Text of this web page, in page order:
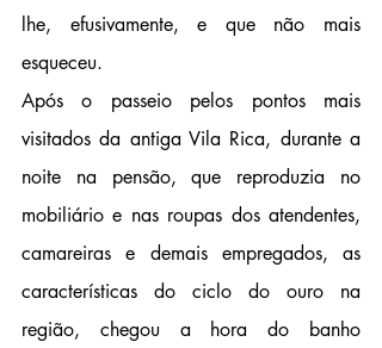
lhe, efusivamente, e que não mais
esqueceu.
Após o passeio pelos pontos mais
visitados da antiga Vila Rica, durante a
noite na pensão, que reproduzia no
mobiliário e nas roupas dos atendentes,
camareiras e demais empregados, as
características do ciclo do ouro na
região, chegou a hora do banho